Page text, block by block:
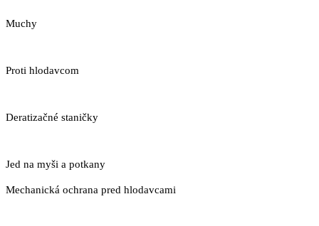
Muchy
Proti hlodavcom
Deratizačné staničky
Jed na myši a potkany
Mechanická ochrana pred hlodavcami